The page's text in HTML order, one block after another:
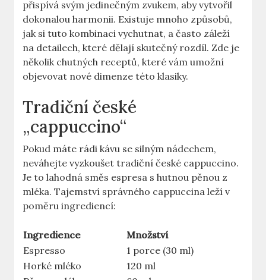
přispívá svým jedinečným zvukem, aby vytvořil
dokonalou harmonii. Existuje mnoho způsobů,
jak si tuto kombinaci vychutnat, a často záleží
na detailech, které dělají skutečný rozdíl. Zde je
několik chutných receptů, které vám umožní
objevovat nové dimenze této klasiky.
Tradiční české
„cappuccino“
Pokud máte rádi kávu se silným nádechem,
neváhejte vyzkoušet tradiční české cappuccino.
Je to lahodná směs espresa s hutnou pěnou z
mléka. Tajemství správného cappuccina leží v
poměru ingrediencí:
Ingredience
Množství
Espresso
1 porce (30 ml)
Horké mléko
120 ml